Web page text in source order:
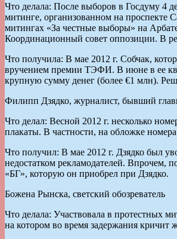
Что делала: После выборов в Госдуму 4
митинге, организованном на проспекте
митингах «За честные выборы» на
Координационный совет оппозиции. В
Что получила: В мае 2012 г. Собчак,
вручением премии ТЭФИ. В июне в ее
крупную сумму денег (более €1 млн).
Филипп Дзядко, журналист, бывший
Что делал: Весной 2012 г. несколько
плакаты. В частности, на обложке
Что получил: В мае 2012 г. Дзядко был
недостатком рекламодателей. Впрочем,
«БГ», которую он приобрел при Дзядко.
Божена Рынска, светский обозреватель
Что делала: Участвовала в протестных
на котором во время задержания